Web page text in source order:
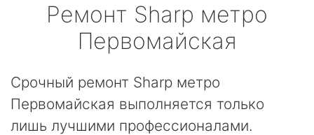
Ремонт Sharp метро
Первомайская
Срочный ремонт Sharp метро
Первомайская выполняется только
лишь лучшими профессионалами.